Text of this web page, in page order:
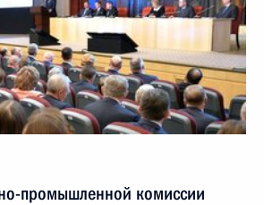
промышленной комиссии